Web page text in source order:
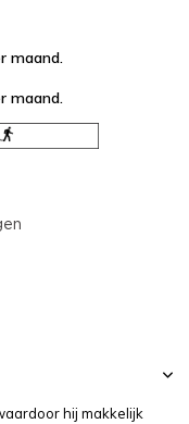
maand.
maand.
hij makkelijk